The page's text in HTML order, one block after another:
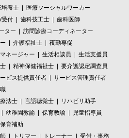
培養士
医療ソーシャルワーカー
受付 歯科技工士
歯科医師
ター
訪問診療コーディネーター
介護福祉士
夜勤専従
ネージャー 生活相談員
生活支援員
精神保健福祉士
要介護認定調査員
ビス提供責任者
サービス管理責任者
法士 言語聴覚士
リハビリ助手
幼稚園教諭 保育教諭
児童指導員
保育補助
トリマー トレーナー 受付・事務